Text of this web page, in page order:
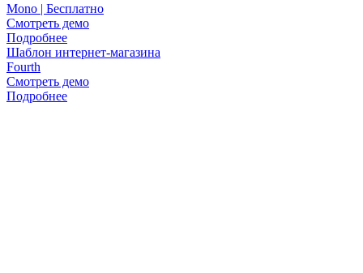
Mono | Бесплатно
Смотреть демо
Подробнее
Шаблон интернет-магазина
Fourth
Смотреть демо
Подробнее